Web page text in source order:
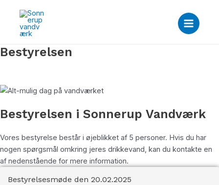
indholdet
Menu
Bestyrelsen
Bestyrelsen i Sonnerup Vandværk
Vores bestyrelse består i øjeblikket af 5 personer. Hvis du har
nogen spørgsmål omkring jeres drikkevand, kan du kontakte en
af nedenstående for mere information.
Bestyrelsesmøde den 20.02.2025